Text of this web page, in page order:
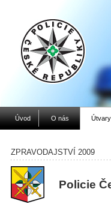
Úvod O nás
ZPRAVODAJSTVÍ 2009
Policie